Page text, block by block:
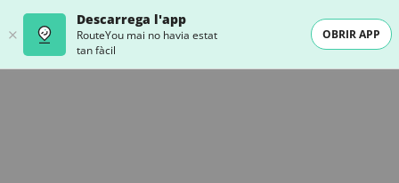
Descarrega l'app
RouteYou mai no havia estat
tan fàcil
OBRIR APP